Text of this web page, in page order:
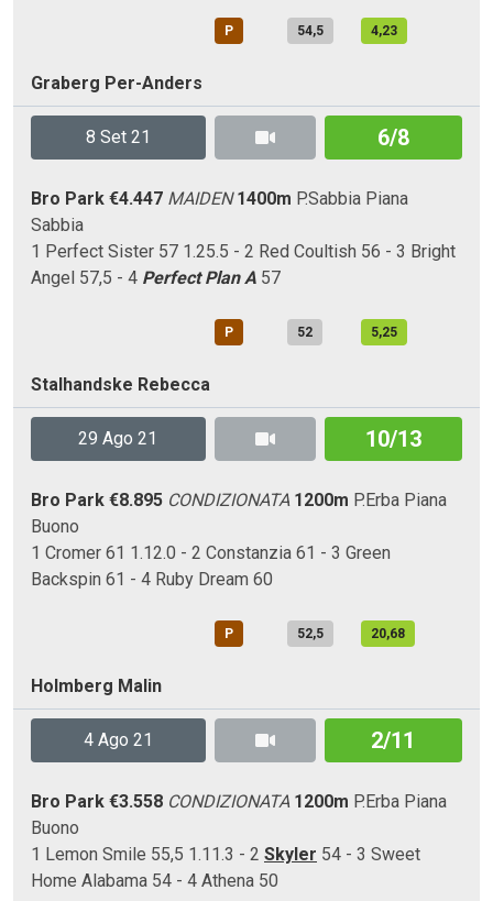
P 54,5 4,23
Graberg Per-Anders
8 Set 21 6/8
Bro Park €4.447 MAIDEN 1400m P.Sabbia Piana
Sabbia
1 Perfect Sister 57 1.25.5 - 2 Red Coultish 56 - 3 Bright
Angel 57,5 - 4 Perfect Plan A 57
P 52 5,25
Stalhandske Rebecca
29 Ago 21 10/13
Bro Park €8.895 CONDIZIONATA 1200m P.Erba Piana
Buono
1 Cromer 61 1.12.0 - 2 Constanzia 61 - 3 Green
Backspin 61 - 4 Ruby Dream 60
P 52,5 20,68
Holmberg Malin
4 Ago 21 2/11
Bro Park €3.558 CONDIZIONATA 1200m P.Erba Piana
Buono
1 Lemon Smile 55,5 1.11.3 - 2 Skyler 54 - 3 Sweet
Home Alabama 54 - 4 Athena 50